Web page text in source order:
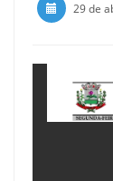
29 de